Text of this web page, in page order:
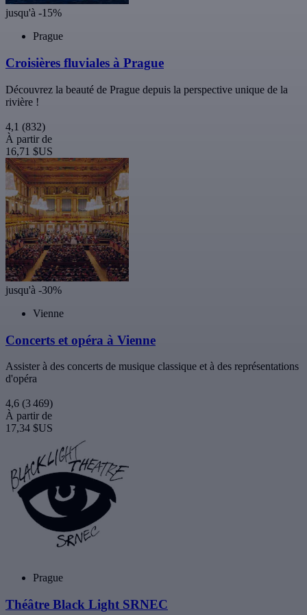
jusqu'à -15%
Prague
Croisières fluviales à Prague
Découvrez la beauté de Prague depuis la perspective unique de la
rivière !
4,1 (832)
À partir de
16,71 $US
jusqu'à -30%
Vienne
Concerts et opéra à Vienne
Assister à des concerts de musique classique et à des représentations
d'opéra
4,6 (3 469)
À partir de
17,34 $US
Prague
Théâtre Black Light SRNEC